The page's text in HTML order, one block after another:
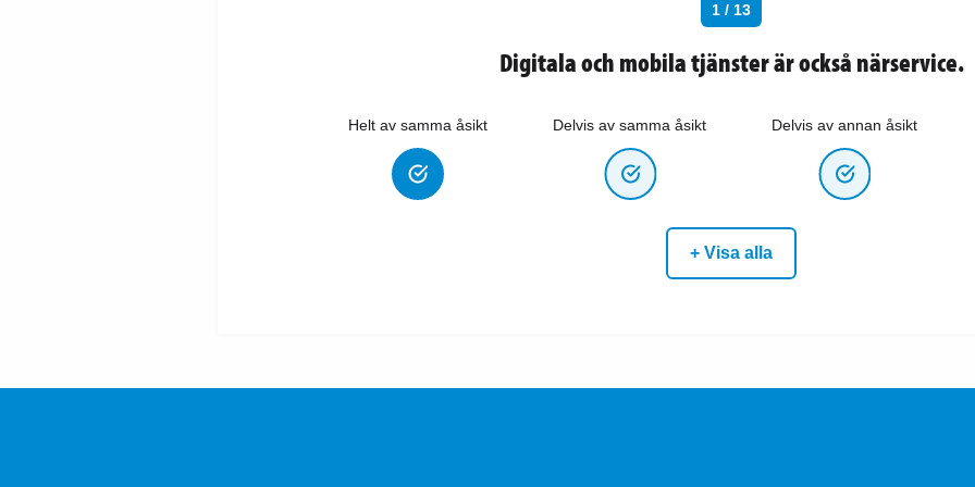
1 / 13
Digitala och mobila tjänster är också närservice.
Helt av samma åsikt Delvis av samma åsikt Delvis av annan åsikt
+ Visa alla